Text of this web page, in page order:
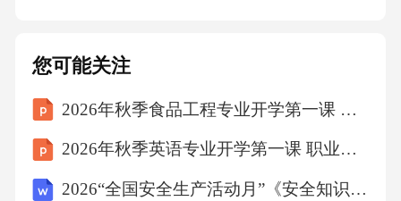
中，82-2手榴弹成功击退武装分子，保护了无辜
市民的安全。02山地反游击战在山地反游击战
中，82-2手榴弹被有效利用，为部队提供了火力
您可能关注
2026年秋季食品工程专业开学第一课 专业精神与文化传承讲座方案
2026年秋季英语专业开学第一课 职业发展前景分析
2026“全国安全生产活动月”《安全知识》考试题库与答案